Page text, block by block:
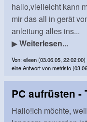
hallo,vielleicht kann
mir das all in gerät
anleitung alles ins...
▶Weiterlesen...
Von: eileen (03.06.05,
eine Antwort von metristo
PC aufrüsten -
Hallo!Ich möchte,